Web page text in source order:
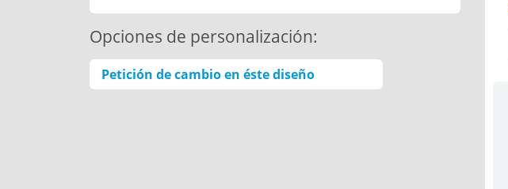
Opciones de personalización:
Petición de cambio en éste diseño